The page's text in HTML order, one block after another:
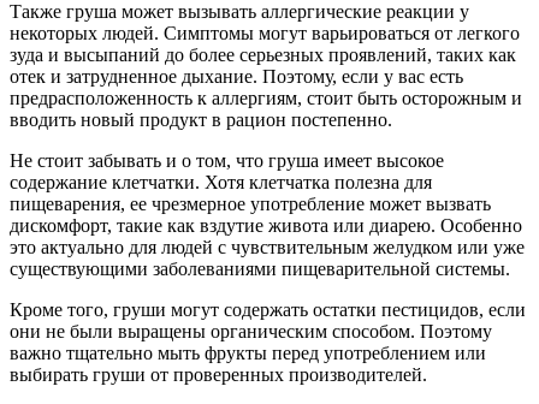
Также груша может вызывать аллергические реакции у
некоторых людей. Симптомы могут варьироваться от легкого
зуда и высыпаний до более серьезных проявлений, таких как
отек и затрудненное дыхание. Поэтому, если у вас есть
предрасположенность к аллергиям, стоит быть осторожным и
вводить новый продукт в рацион постепенно.
Не стоит забывать и о том, что груша имеет высокое
содержание клетчатки. Хотя клетчатка полезна для
пищеварения, ее чрезмерное употребление может вызвать
дискомфорт, такие как вздутие живота или диарею. Особенно
это актуально для людей с чувствительным желудком или уже
существующими заболеваниями пищеварительной системы.
Кроме того, груши могут содержать остатки пестицидов, если
они не были выращены органическим способом. Поэтому
важно тщательно мыть фрукты перед употреблением или
выбирать груши от проверенных производителей.